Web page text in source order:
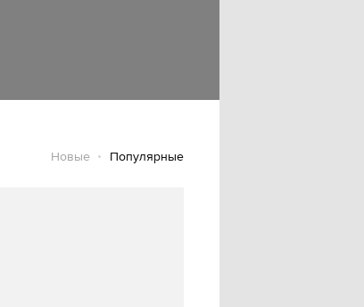
Новые Популярные